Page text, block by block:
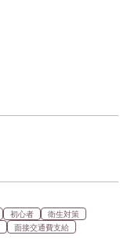
初心者
衛生対策
面接交通費支給